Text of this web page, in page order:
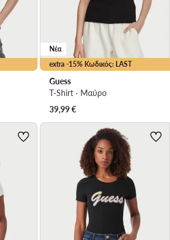
extra -15% Κωδικός: LAST
Νέα
Guess
T-Shirt · Μαύρο
39,99€